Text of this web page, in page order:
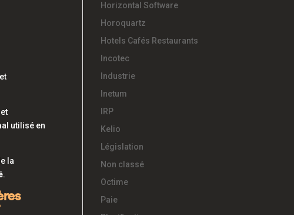
utilisé en
la
.
Horizontal Software
Horoquartz
Hotels Cafés Restaurants
Incotec
Industrie
Inetum
IRP
Kelio
Législation
Non classé
Octime
Paie